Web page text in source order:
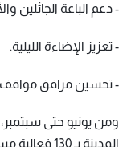
- دعم الباعة الجائلين
- تعزيز الإضاءة الليلية.
- تحسين مرافق مواقف
ومن يونيو حتى
المدينة بـ